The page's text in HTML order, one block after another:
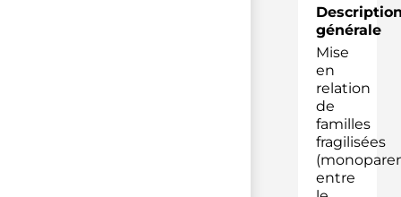
générale
Mise
en
relation
de
familles
fragilisées
entre